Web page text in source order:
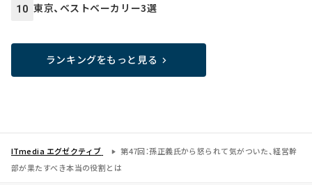
10 東京、ベストベーカリー3選
ランキングをもっと見る
ITmedia エグゼクティブ
第47回：孫正義氏から怒られて気がついた、経営幹
部が果たすべき本当の役割とは